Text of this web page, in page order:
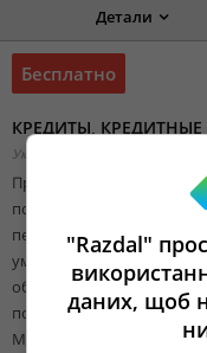
Детали
Бесплатно
КРЕДИТЫ,
Украина, Запорожская
Предлагаем самые
погашаете дорогие
перекредитовать! Ваш
уменьшится за счёт
объединить несколько
получить
Максимальная сумма
"Razdal"
даних, щоб